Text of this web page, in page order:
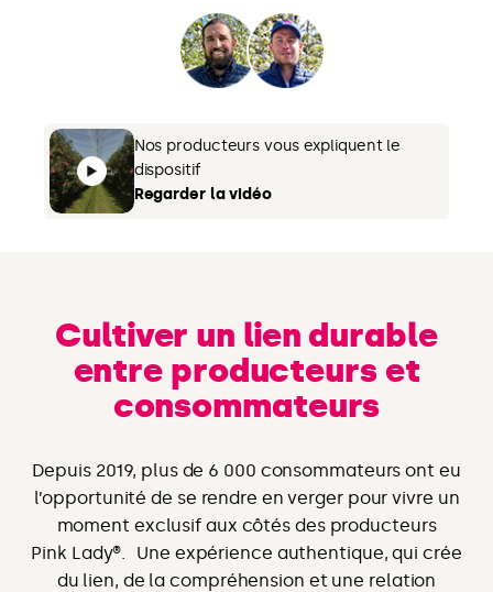
Nos producteurs vous expliquent le
dispositif
Regarder la vidéo
Cultiver un lien durable
entre producteurs et
consommateurs
Depuis 2019, plus de 6 000 consommateurs ont eu
l’opportunité de se rendre en verger pour vivre un
moment exclusif aux côtés des producteurs
Pink Lady®. Une expérience authentique, qui crée
du lien, de la compréhension et une relation